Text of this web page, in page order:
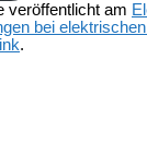
veröffentlicht am
bei
.